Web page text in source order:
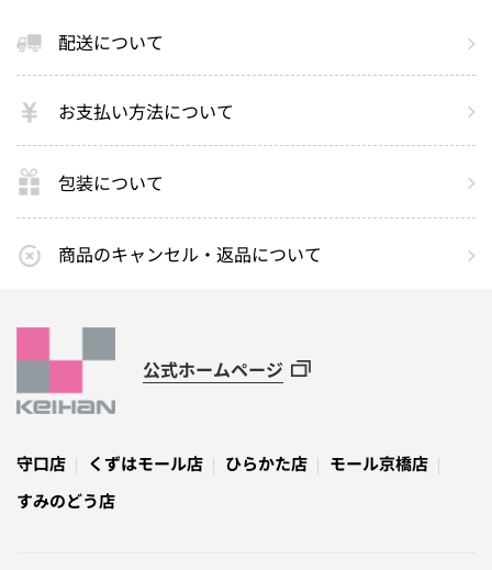
配送について
お支払い方法について
包装について
商品のキャンセル・返品について
公式ホームページ
守口店 くずはモール店 ひらかた店
モール京橋店
すみのどう店